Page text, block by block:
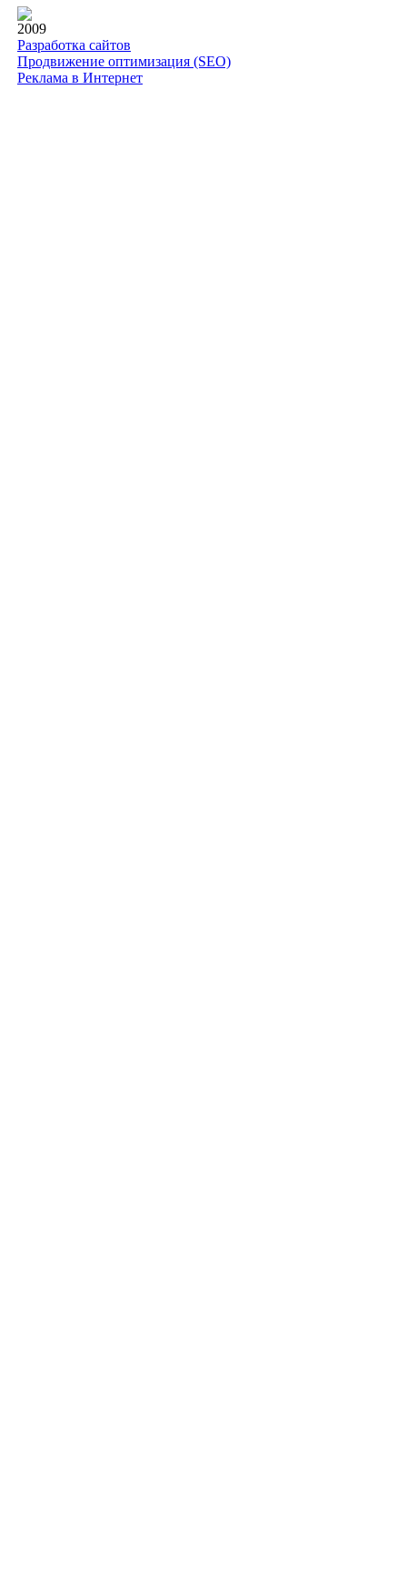
2009
Разработка сайтов
Продвижение оптимизация (SEO)
Реклама в Интернет